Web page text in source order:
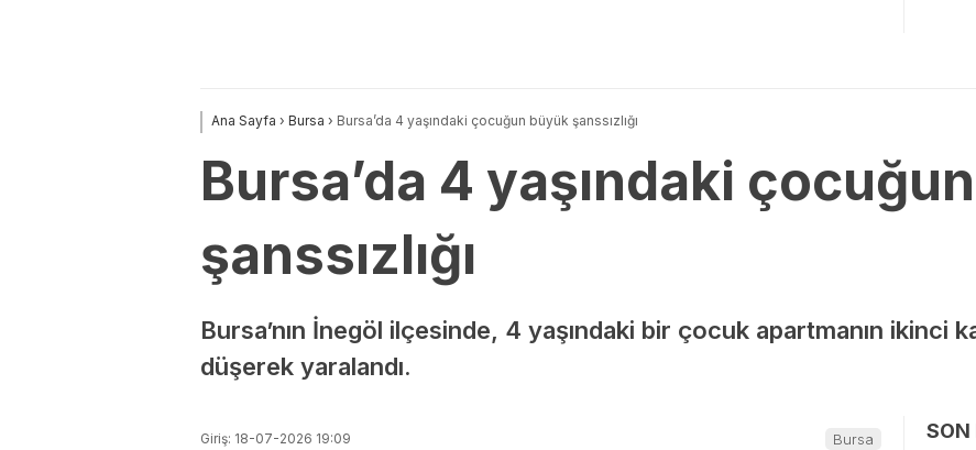
Ana Sayfa › Bursa › Bursa’da 4 yaşındaki çocuğun büyük şanssızlığı
Bursa’da 4 yaşındaki
şanssızlığı
Bursa’nın İnegöl ilçesinde, 4 yaşındaki bir çocuk apartmanın ikinci
düşerek yaralandı.
Giriş: 18-07-2026 19:09 Bursa SON